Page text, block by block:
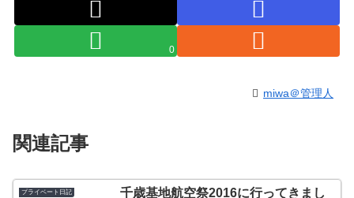
0
miwa＠管理人
関連記事
プライベート日記
千歳基地航空祭2016に行ってきまし